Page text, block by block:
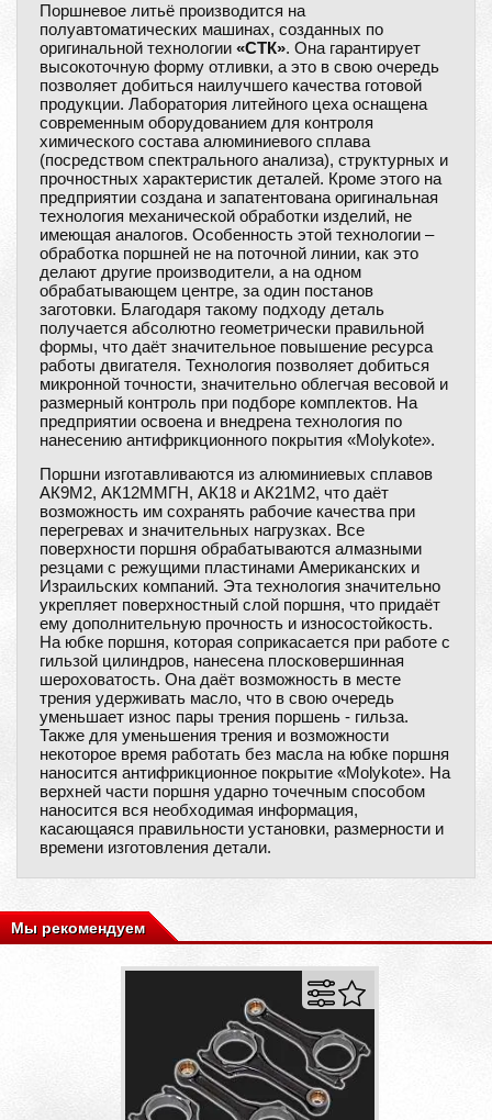
Поршневое литьё производится на
полуавтоматических машинах, созданных по
оригинальной технологии «СТК». Она гарантирует
высокоточную форму отливки, а это в свою очередь
позволяет добиться наилучшего качества готовой
продукции. Лаборатория литейного цеха оснащена
современным оборудованием для контроля
химического состава алюминиевого сплава
(посредством спектрального анализа), структурных и
прочностных характеристик деталей. Кроме этого на
предприятии создана и запатентована оригинальная
технология механической обработки изделий, не
имеющая аналогов. Особенность этой технологии –
обработка поршней не на поточной линии, как это
делают другие производители, а на одном
обрабатывающем центре, за один постанов
заготовки. Благодаря такому подходу деталь
получается абсолютно геометрически правильной
формы, что даёт значительное повышение ресурса
работы двигателя. Технология позволяет добиться
микронной точности, значительно облегчая весовой и
размерный контроль при подборе комплектов. На
предприятии освоена и внедрена технология по
нанесению антифрикционного покрытия «Molykote».
Поршни изготавливаются из алюминиевых сплавов
АК9М2, АК12ММГH, АК18 и АК21М2, что даёт
возможность им сохранять рабочие качества при
перегревах и значительных нагрузках. Все
поверхности поршня обрабатываются алмазными
резцами с режущими пластинами Американских и
Израильских компаний. Эта технология значительно
укрепляет поверхностный слой поршня, что придаёт
ему дополнительную прочность и износостойкость.
На юбке поршня, которая соприкасается при работе с
гильзой цилиндров, нанесена плосковершинная
шероховатость. Она даёт возможность в месте
трения удерживать масло, что в свою очередь
уменьшает износ пары трения поршень - гильза.
Также для уменьшения трения и возможности
некоторое время работать без масла на юбке поршня
наносится антифрикционное покрытие «Molykote». На
верхней части поршня ударно точечным способом
наносится вся необходимая информация,
касающаяся правильности установки, размерности и
времени изготовления детали.
Мы рекомендуем